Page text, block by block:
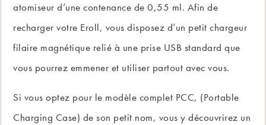
atomiseur d’une contenance de 0,55 ml. Afin de
recharger votre Eroll, vous disposez d’un petit chargeur
filaire magnétique relié à une prise USB standard que
vous pourrez emmener et utiliser partout avec vous.
Si vous optez pour le modèle complet PCC, (Portable
Charging Case) de son petit nom, vous y découvrirez un